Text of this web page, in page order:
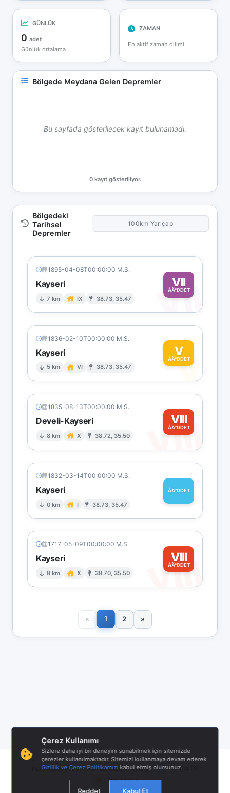
GÜNLÜK
0 adet
Günlük ortalama
ZAMAN
En aktif zaman dilimi
Bölgede Meydana Gelen Depremler
Bu sayfada gösterilecek kayıt bulunamadı.
0 kayıt gösteriliyor.
Bölgedeki
Tarihsel
Depremler
100km Yarıçap
1895-04-08T00:00:00 M.S.
Kayseri
7 km IX 38.73, 35.47
VII
ÅÄ°DDET
VII
1836-02-10T00:00:00 M.S.
Kayseri
5 km VI 38.73, 35.47
V
ÅÄ°DDET
V
1835-08-13T00:00:00 M.S.
Develi-Kayseri
8 km X 38.72, 35.50
VIII
ÅÄ°DDET
VIII
1832-03-14T00:00:00 M.S.
Kayseri
0 km I 38.73, 35.47
ÅÄ°DDET
1717-05-09T00:00:00 M.S.
Kayseri
8 km X 38.70, 35.50
VIII
ÅÄ°DDET
VIII
« 1 2 »
Hakkımızda|Hizmet Åartları|Gizlilik Politikası |
Twitter (X)
Bize Ulaşın
Çerez Kullanımı
Sizlere daha iyi bir deneyim sunabilmek için sitemizde
çerezler kullanılmaktadır. Sitemizi kullanmaya devam ederek
Gizlilik ve Çerez Politikamızı kabul etmiş olursunuz.
Reddet Kabul Et